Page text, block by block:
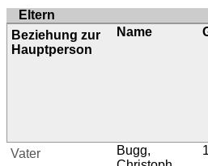
Eltern
Beziehung zur
Hauptperson
Name
Vater
Bugg,